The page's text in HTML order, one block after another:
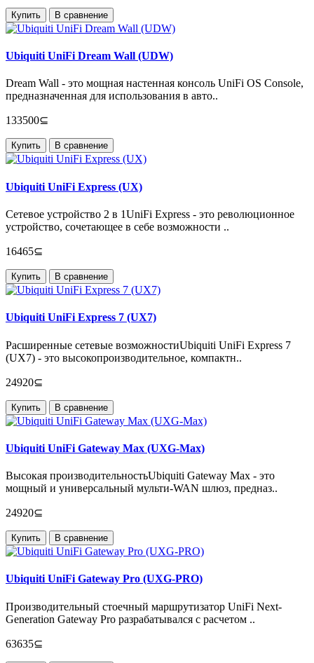
Купить В сравнение
Ubiquiti UniFi Dream Wall (UDW)
Dream Wall - это мощная настенная консоль UniFi OS Console,
предназначенная для использования в авто..
133500⊆
Купить В сравнение
Ubiquiti UniFi Express (UX)
Сетевое устройство 2 в 1UniFi Express - это революционное
устройство, сочетающее в себе возможности ..
16465⊆
Купить В сравнение
Ubiquiti UniFi Express 7 (UX7)
Расширенные сетевые возможностиUbiquiti UniFi Express 7
(UX7) - это высокопроизводительное, компактн..
24920⊆
Купить В сравнение
Ubiquiti UniFi Gateway Max (UXG-Max)
Высокая производительностьUbiquiti Gateway Max - это
мощный и универсальный мульти-WAN шлюз, предназ..
24920⊆
Купить В сравнение
Ubiquiti UniFi Gateway Pro (UXG-PRO)
Производительный стоечный маршрутизатор UniFi Next-
Generation Gateway Pro разрабатывался с расчетом ..
63635⊆